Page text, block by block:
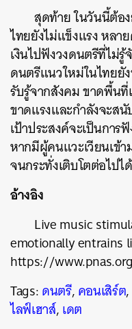
สุดท้าย ในวันนี้ต้อ
ไทยยังไม่แข็งแรง หลา
เงินไปฟังวงดนตรีที่ไม่
ดนตรีแนวใหม่ในไทยยั
รับรู้จากสังคม ขาดพื้น
ขาดแรงและกำลังจะส
เป้าประสงค์จะเป็นการ
หากมีผู้คนแวะเวียนเข้
จนกระทั่งเติบโตต่อไปได้
อ้างอิง
Live music
emotionally entrains
https://
Tags:ดนตรี,คอนเสิร์ต,
ไลฟ์เฮาส์,เดต